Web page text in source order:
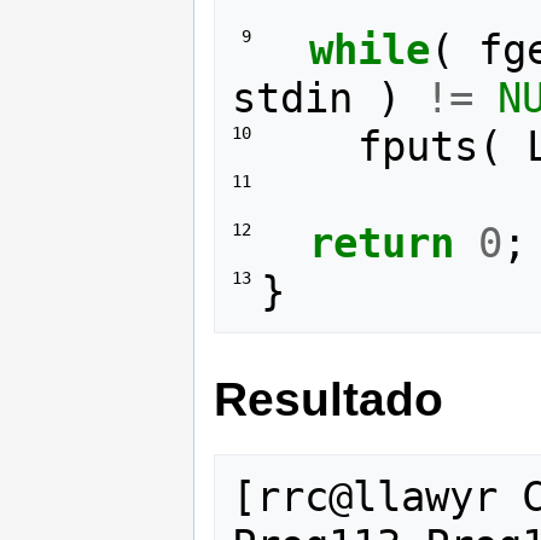
9 while (
stdin
) !=
10 fputs (
11
12 return 0 ;
13 }
Resultado
[rrc@llawyr